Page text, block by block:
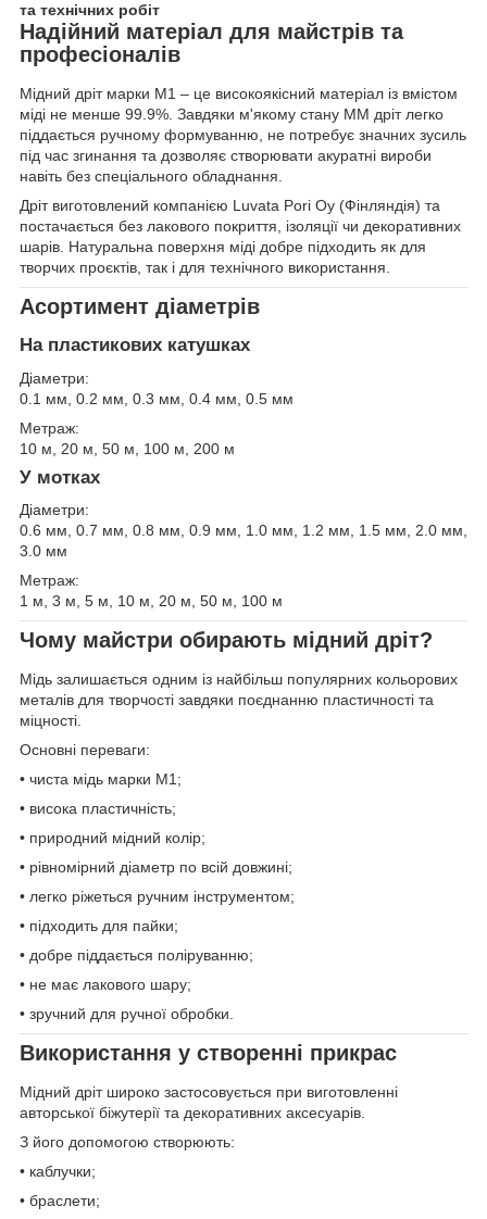
та технічних робіт
Надійний матеріал для майстрів та
професіоналів
Мідний дріт марки М1 – це високоякісний матеріал із вмістом
міді не менше 99.9%. Завдяки м'якому стану ММ дріт легко
піддається ручному формуванню, не потребує значних зусиль
під час згинання та дозволяє створювати акуратні вироби
навіть без спеціального обладнання.
Дріт виготовлений компанією Luvata Pori Oy (Фінляндія) та
постачається без лакового покриття, ізоляції чи декоративних
шарів. Натуральна поверхня міді добре підходить як для
творчих проєктів, так і для технічного використання.
Асортимент діаметрів
На пластикових катушках
Діаметри:
0.1 мм, 0.2 мм, 0.3 мм, 0.4 мм, 0.5 мм
Метраж:
10 м, 20 м, 50 м, 100 м, 200 м
У мотках
Діаметри:
0.6 мм, 0.7 мм, 0.8 мм, 0.9 мм, 1.0 мм, 1.2 мм, 1.5 мм, 2.0 мм,
3.0 мм
Метраж:
1 м, 3 м, 5 м, 10 м, 20 м, 50 м, 100 м
Чому майстри обирають мідний дріт?
Мідь залишається одним із найбільш популярних кольорових
металів для творчості завдяки поєднанню пластичності та
міцності.
Основні переваги:
• чиста мідь марки М1;
• висока пластичність;
• природний мідний колір;
• рівномірний діаметр по всій довжині;
• легко ріжеться ручним інструментом;
• підходить для пайки;
• добре піддається поліруванню;
• не має лакового шару;
• зручний для ручної обробки.
Використання у створенні прикрас
Мідний дріт широко застосовується при виготовленні
авторської біжутерії та декоративних аксесуарів.
З його допомогою створюють:
• каблучки;
• браслети;